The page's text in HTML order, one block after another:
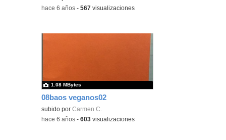
-hace 6 años -567 visualizaciones
08baos veganos02
subido porCarmen C.
1.08 MBytes
-hace 6 años -603 visualizaciones